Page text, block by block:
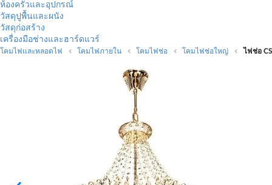
ห้องครัวและอุปกรณ์
วัสดุปูพื้นและผนัง
วัสดุก่อสร้าง
เครื่องมือช่างและฮาร์ดแวร์
โคมไฟและหลอดไฟ โคมไฟภายใน โคมไฟช่อ โคมไฟช่อใหญ่ ไฟช่อ